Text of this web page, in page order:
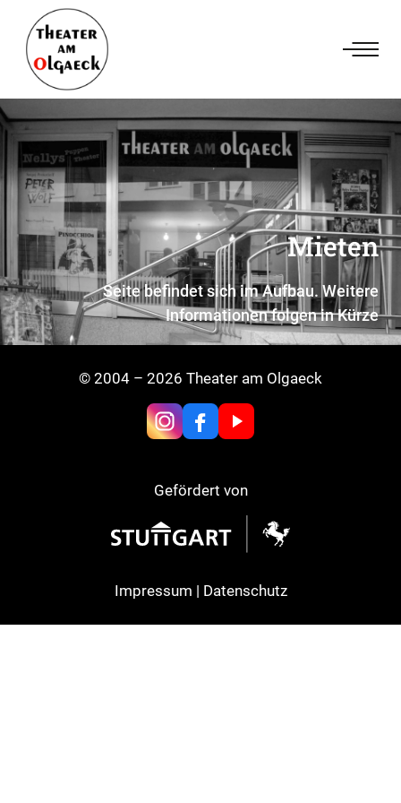
Mieten
Seite befindet sich im Aufbau. Weitere
Informationen folgen in Kürze
© 2004 – 2026 Theater am Olgaeck
Gefördert von
Impressum | Datenschutz